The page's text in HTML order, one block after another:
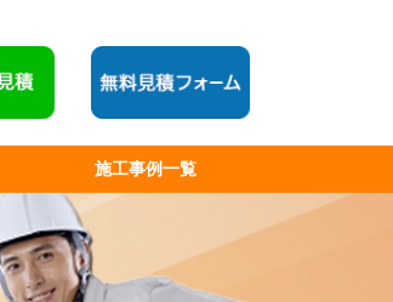
施工事例一覧